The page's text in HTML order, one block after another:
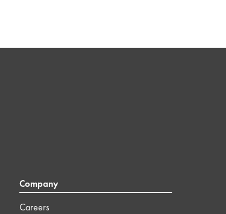
Company
Careers